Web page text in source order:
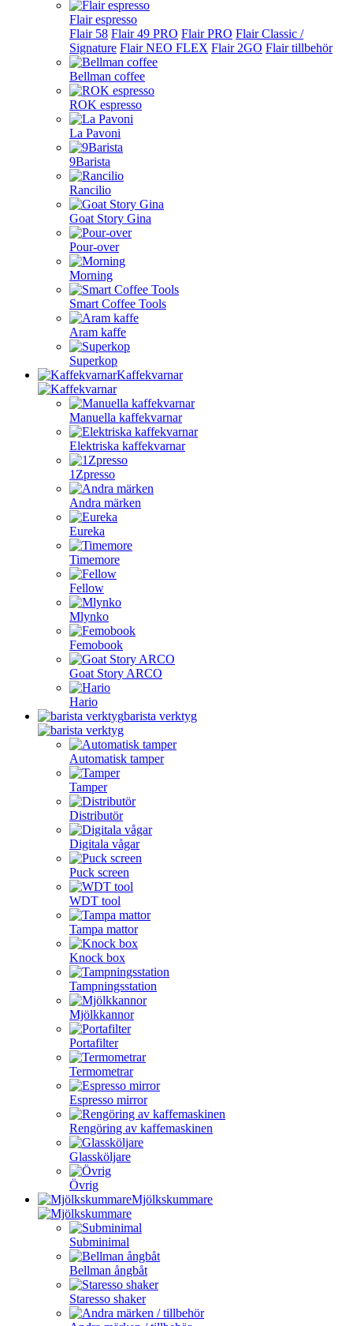
Flair espresso
Flair 58 Flair 49 PRO Flair PRO Flair Classic /
Signature Flair NEO FLEX Flair 2GO Flair tillbehör
Bellman coffee
ROK espresso
La Pavoni
9Barista
Rancilio
Goat Story Gina
Pour-over
Morning
Smart Coffee Tools
Aram kaffe
Superkop
Kaffekvarnar
Manuella kaffekvarnar
Elektriska kaffekvarnar
1Zpresso
Andra märken
Eureka
Timemore
Fellow
Mlynko
Femobook
Goat Story ARCO
Hario
barista verktyg
Automatisk tamper
Tamper
Distributör
Digitala vågar
Puck screen
WDT tool
Tampa mattor
Knock box
Tampningsstation
Mjölkkannor
Portafilter
Termometrar
Espresso mirror
Rengöring av kaffemaskinen
Glassköljare
Övrig
Mjölkskummare
Subminimal
Bellman ångbåt
Staresso shaker